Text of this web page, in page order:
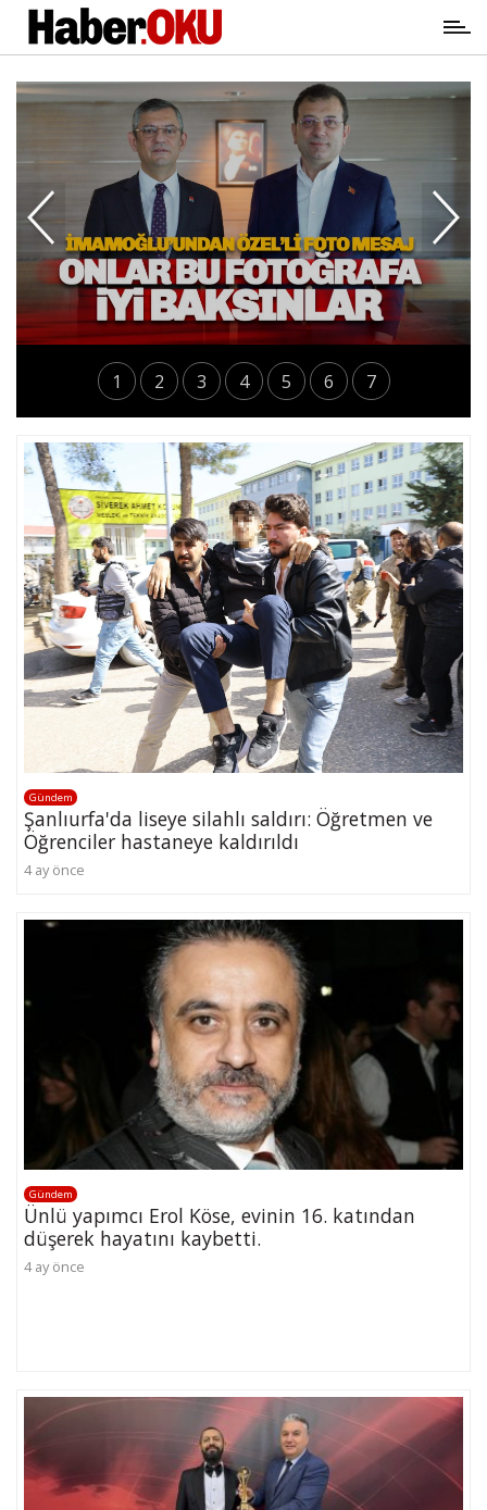
1 2 3 4 5 6 7
Gündem
Şanlıurfa'da liseye silahlı saldırı: Öğretmen ve
Öğrenciler hastaneye kaldırıldı
4 ay önce
Gündem
Ünlü yapımcı Erol Köse, evinin 16. katından
düşerek hayatını kaybetti.
4 ay önce